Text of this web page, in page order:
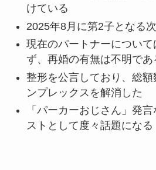
けている
2025年8月に第2子となる
現在のパートナーについて
ず、再婚の有無は不明であ
整形を公言しており、総
ンプレックスを解消した
「パーカーおじさん」発
ストとして度々話題になる